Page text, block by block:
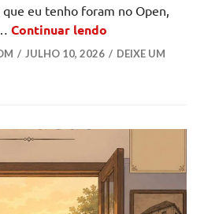
que eu tenho foram no Open,
…Continuar lendo
JULHO 10, 2026
DEIXE UM